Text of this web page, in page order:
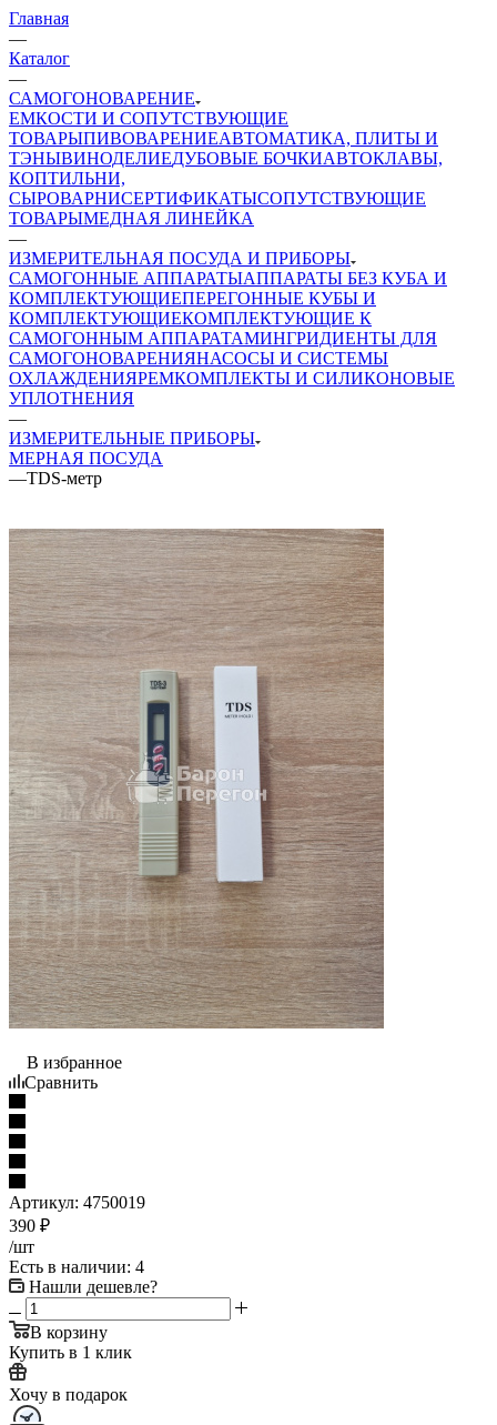
Главная
—
Каталог
—
САМОГОНОВАРЕНИЕ
ЕМКОСТИ И СОПУТСТВУЮЩИЕ
ТОВАРЫПИВОВАРЕНИЕАВТОМАТИКА, ПЛИТЫ И
ТЭНЫВИНОДЕЛИЕДУБОВЫЕ БОЧКИАВТОКЛАВЫ,
КОПТИЛЬНИ,
СЫРОВАРНИСЕРТИФИКАТЫСОПУТСТВУЮЩИЕ
ТОВАРЫМЕДНАЯ ЛИНЕЙКА
—
ИЗМЕРИТЕЛЬНАЯ ПОСУДА И ПРИБОРЫ
САМОГОННЫЕ АППАРАТЫАППАРАТЫ БЕЗ КУБА И
КОМПЛЕКТУЮЩИЕПЕРЕГОННЫЕ КУБЫ И
КОМПЛЕКТУЮЩИЕКОМПЛЕКТУЮЩИЕ К
САМОГОННЫМ АППАРАТАМИНГРИДИЕНТЫ ДЛЯ
САМОГОНОВАРЕНИЯНАСОСЫ И СИСТЕМЫ
ОХЛАЖДЕНИЯРЕМКОМПЛЕКТЫ И СИЛИКОНОВЫЕ
УПЛОТНЕНИЯ
—
ИЗМЕРИТЕЛЬНЫЕ ПРИБОРЫ
МЕРНАЯ ПОСУДА
—TDS-метр
В избранное
Сравнить
Артикул: 4750019
390 ₽
/шт
Есть в наличии: 4
Нашли дешевле?
В корзину
Купить в 1 клик
Хочу в подарок